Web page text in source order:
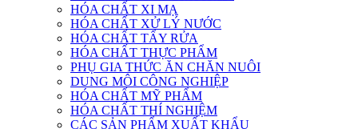
HÓA CHẤT XI MẠ
HÓA CHẤT XỬ LÝ NƯỚC
HÓA CHẤT TẨY RỬA
HÓA CHẤT THỰC PHẨM
PHỤ GIA THỨC ĂN CHĂN NUÔI
DUNG MÔI CÔNG NGHIỆP
HÓA CHẤT MỸ PHẨM
HÓA CHẤT THÍ NGHIỆM
CÁC SẢN PHẨM XUẤT KHẨU